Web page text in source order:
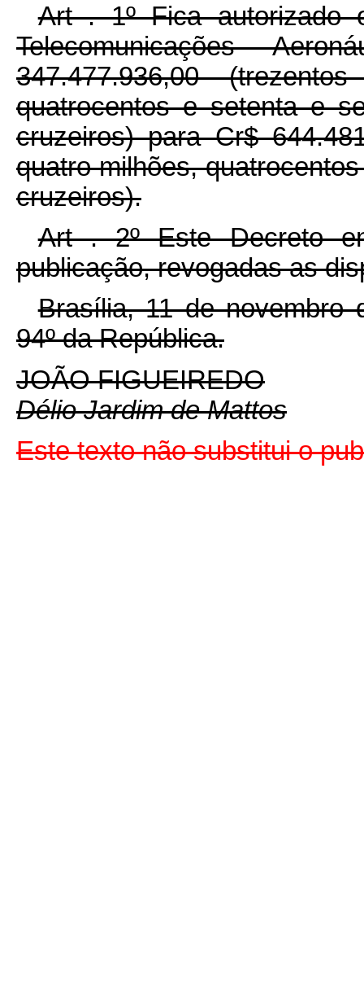
Art . 1º Fica autorizado
Telecomunicações
347.477.936,00
quatrocentos e setenta e
cruzeiros) para Cr$
quatro milhões,
cruzeiros).
Art . 2º Este Decreto
publicação, revogadas as
Brasília, 11 de novembro
94º da República.
JOÃO FIGUEIREDO
Délio Jardim de Mattos
Este texto não substitui o